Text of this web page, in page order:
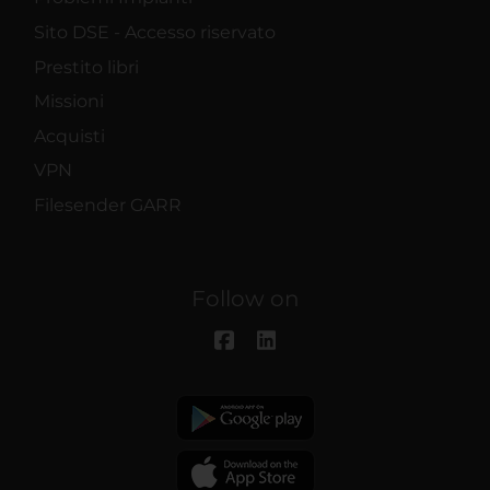
Sito DSE - Accesso riservato
Prestito libri
Missioni
Acquisti
VPN
Filesender GARR
Follow on